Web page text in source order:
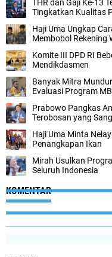
THR dan Gaji Ke-13
Tingkatkan Kualitas
Haji Uma Ungkap
Membobol Rekening
Komite III DPD RI
Mendikdasmen
Banyak Mitra
Evaluasi Program
Prabowo Pangkas
Terobosan yang
Haji Uma Minta
Penangkapan Ikan
Mirah Usulkan
Seluruh Indonesia
KOMENTAR